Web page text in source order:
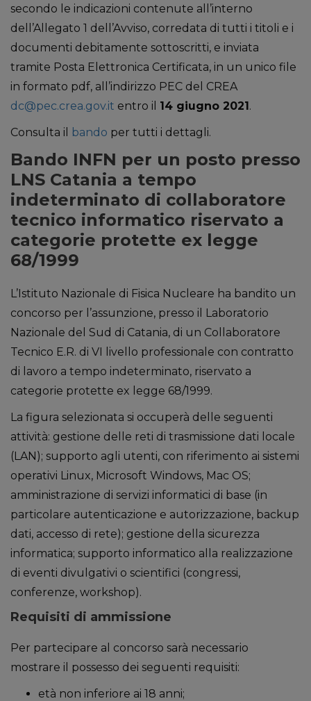
secondo le indicazioni contenute all’interno
dell’Allegato 1 dell’Avviso, corredata di tutti i titoli e i
documenti debitamente sottoscritti, e inviata
tramite Posta Elettronica Certificata, in un unico file
in formato pdf, all’indirizzo PEC del CREA
dc@pec.crea.gov.it entro il 14 giugno 2021.
Consulta il
bando per tutti i dettagli.
Bando INFN per un posto presso
LNS Catania a tempo
indeterminato di collaboratore
tecnico informatico riservato a
categorie protette ex legge
68/1999
L’Istituto Nazionale di Fisica Nucleare ha bandito un
concorso per l’assunzione, presso il Laboratorio
Nazionale del Sud di Catania, di un Collaboratore
Tecnico E.R. di VI livello professionale con contratto
di lavoro a tempo indeterminato, riservato a
categorie protette ex legge 68/1999.
La figura selezionata si occuperà delle seguenti
attività: gestione delle reti di trasmissione dati locale
(LAN); supporto agli utenti, con riferimento ai sistemi
operativi Linux, Microsoft Windows, Mac OS;
amministrazione di servizi informatici di base (in
particolare autenticazione e autorizzazione, backup
dati, accesso di rete); gestione della sicurezza
informatica; supporto informatico alla realizzazione
di eventi divulgativi o scientifici (congressi,
conferenze, workshop).
Requisiti di ammissione
Per partecipare al concorso sarà necessario
mostrare il possesso dei seguenti requisiti:
età non inferiore ai 18 anni;